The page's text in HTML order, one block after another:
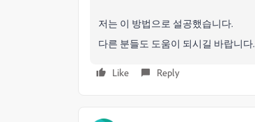
저는 이 방법으로 설공했습니다.
다른 분들도 도움이 되시길 바랍니다.
Like Reply